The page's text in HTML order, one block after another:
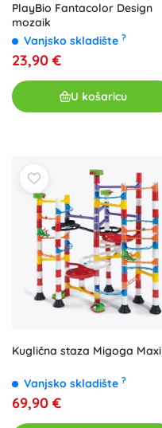
PlayBio Fantacolor Design
mozaik
Vanjsko skladište ?
23,90 €
U košaricu
Kuglična staza Migoga Maxi
Vanjsko skladište ?
69,90 €